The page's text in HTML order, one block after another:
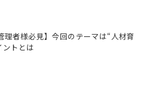
者様必見】今回のテーマは“人材育
トとは